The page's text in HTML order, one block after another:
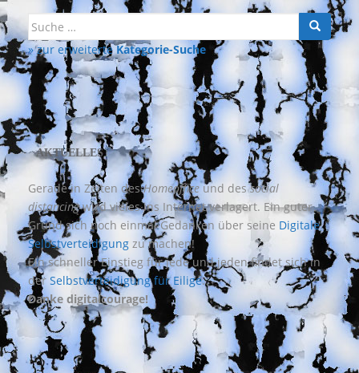
Suche
nach:
» zur erweiterteKategorie-Suche
AKTUELLES
Gerade in Zeiten desHomeofficeund dessocial
distancingwird vieles ins Internet verlagert. Ein guter
Grund sich noch einmal Gedanken über seine Digitale
Selbstverteidigung zu machen!
Ein schneller Einstieg für jede und jeden findet sich in
der Selbstverteidigung für Eilige.
Danke digitalcourage!